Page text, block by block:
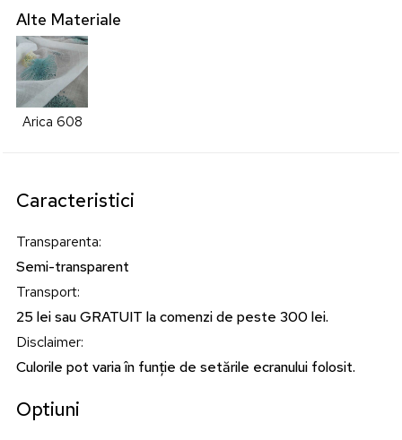
Alte Materiale
Arica 608
Caracteristici
Transparenta:
Semi-transparent
Transport:
25 lei sau GRATUIT la comenzi de peste 300 lei.
Disclaimer:
Culorile pot varia în funție de setările ecranului folosit.
Optiuni